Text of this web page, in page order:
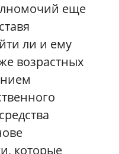
еще
ли и ему
возрастных
которые